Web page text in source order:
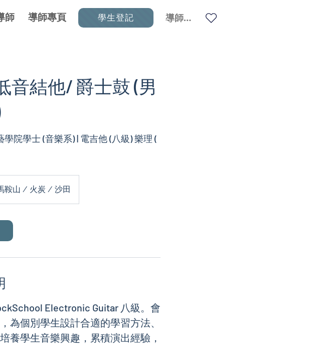
師 導師專頁 導師登入
學生登記
音結他/ 爵士鼓 (男
院學士 (音樂系) | 電吉他 (八級) 樂理 (
鞍山 / 火炭 / 沙田
Electronic Guitar 八級。會
為個別學生設計合適的學習方法、
養學生音樂興趣，累積演出經驗，